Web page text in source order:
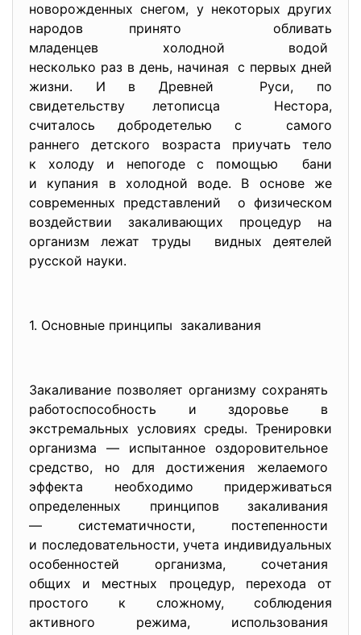
новорожденных снегом, у некоторых других
народов принято обливать
младенцев холодной водой
несколько раз в день, начиная с первых дней
жизни. И в Древней Руси, по
свидетельству летописца Нестора,
считалось добродетелью с самого
раннего детского возраста приучать тело
к холоду и непогоде с помощью бани
и купания в холодной воде. В основе же
современных представлений о физическом
воздействии закаливающих процедур на
организм лежат труды видных деятелей
русской науки.
1. Основные принципы закаливания
Закаливание позволяет организму сохранять
работоспособность и здоровье в
экстремальных условиях среды. Тренировки
организма — испытанное оздоровительное
средство, но для достижения желаемого
эффекта необходимо придерживаться
определенных принципов закаливания
— систематичности, постепенности
и последовательности, учета индивидуальных
особенностей организма, сочетания
общих и местных процедур, перехода от
простого к сложному, соблюдения
активного режима, использования